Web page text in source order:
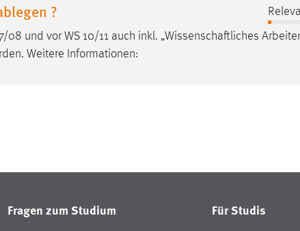
?
08 und vor WS 10/11 auch inkl. „Wissenschaftliches
Weitere Informationen:
Fragen zum Studium Für Studis